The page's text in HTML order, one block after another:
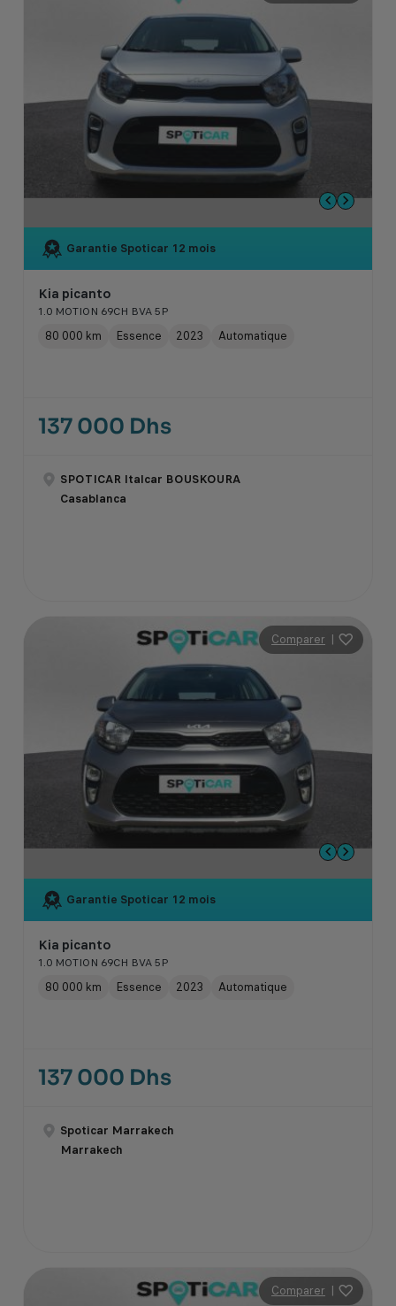
Garantie Spoticar 12 mois
Kia picanto
1.0 MOTION 69CH BVA 5P
80 000 km Essence 2023 Automatique
137 000 Dhs
SPOTICAR Italcar BOUSKOURA
Casablanca
Comparer |
Garantie Spoticar 12 mois
Kia picanto
1.0 MOTION 69CH BVA 5P
80 000 km Essence 2023 Automatique
137 000 Dhs
Spoticar Marrakech
Marrakech
Comparer |